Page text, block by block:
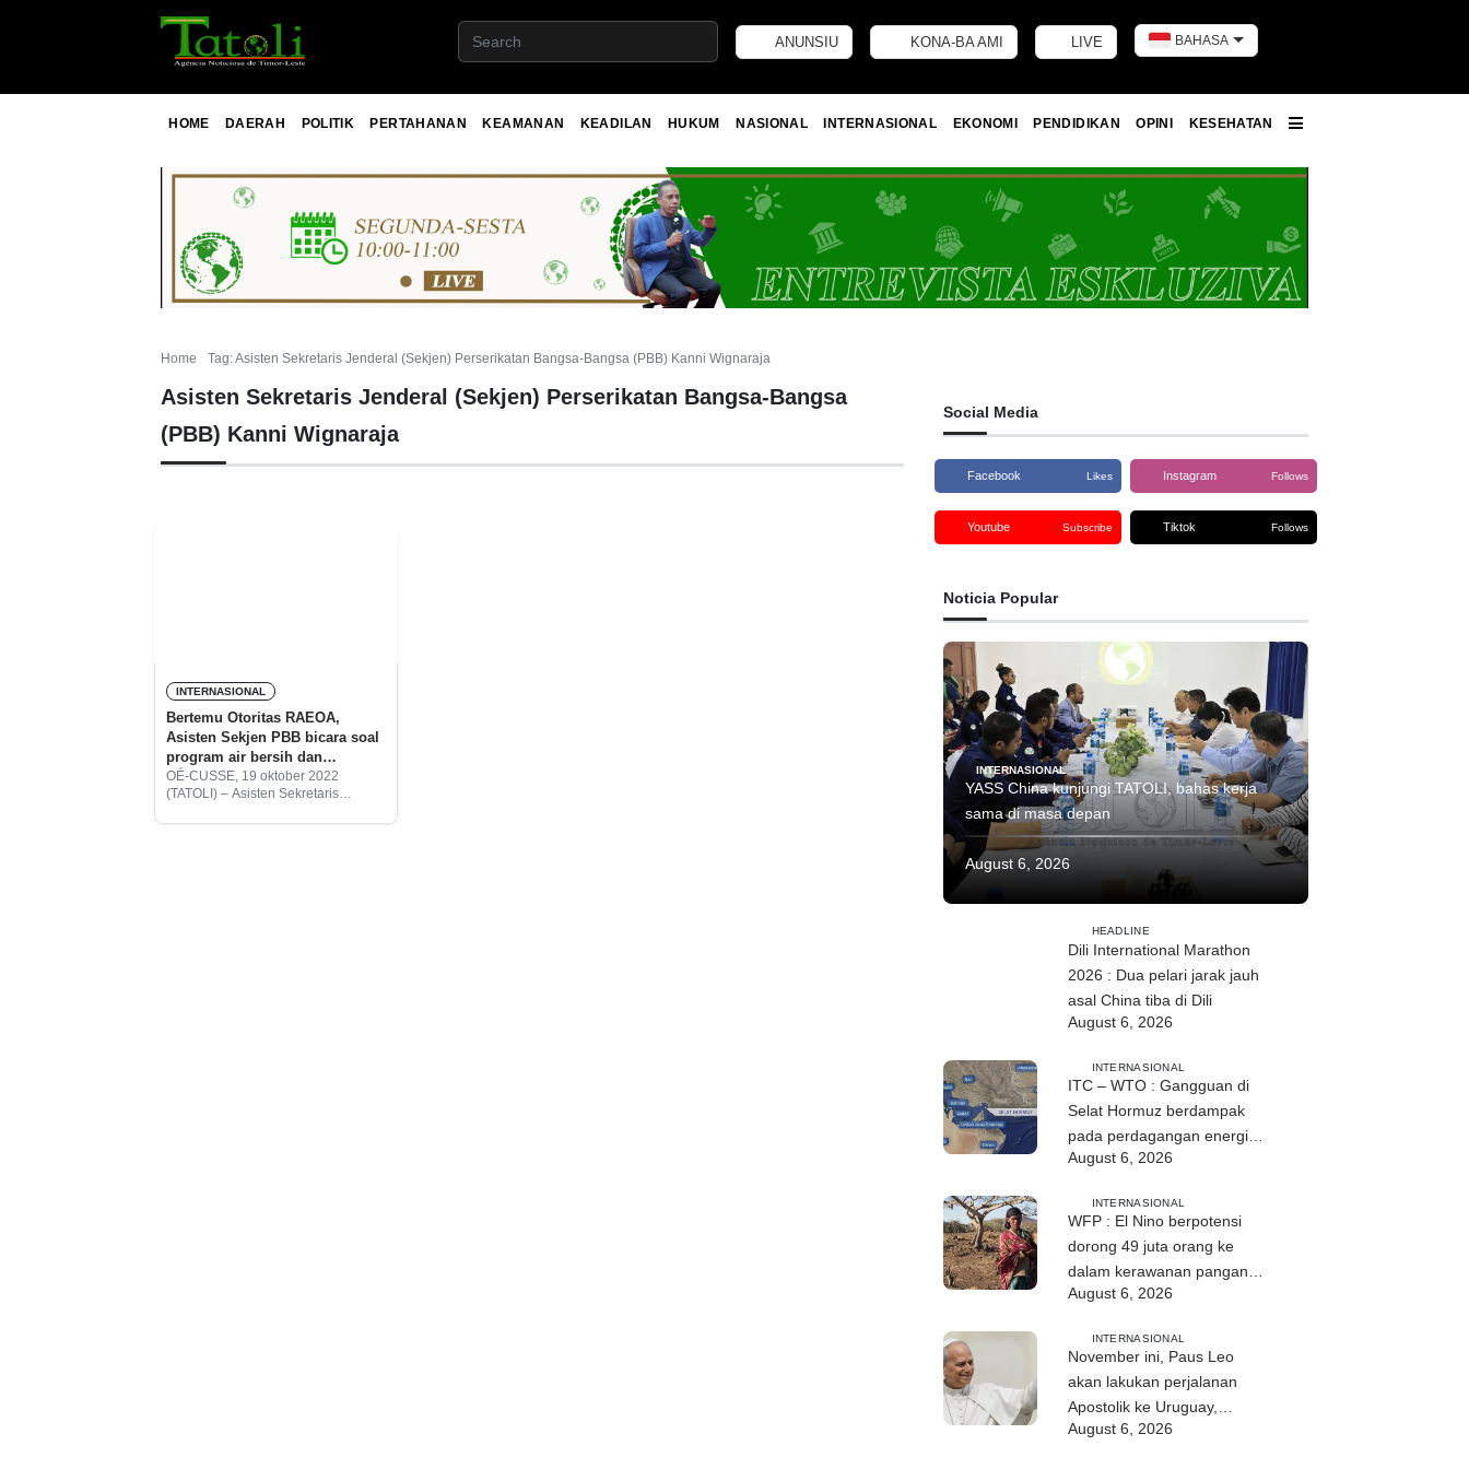
ANUNSIU KONA-BA AMI LIVE BAHASA
HOME DAERAH POLITIK PERTAHANAN KEAMANAN KEADILAN HUKUM NASIONAL INTERNASIONAL EKONOMI PENDIDIKAN OPINI
KESEHATAN
Home Tag: Asisten Sekretaris Jenderal (Sekjen) Perserikatan Bangsa-Bangsa (PBB) Kanni Wignaraja
Asisten Sekretaris Jenderal (Sekjen) Perserikatan Bangsa-Bangsa
(PBB) Kanni Wignaraja
INTERNASIONAL
Bertemu Otoritas RAEOA,
Asisten Sekjen PBB bicara soal
program air bersih dan
pertanian
OÉ-CUSSE, 19 oktober 2022
(TATOLI) – Asisten Sekretaris
Social Media
Facebook Likes Instagram Follows
Youtube Subscribe Tiktok Follows
Noticia Popular
INTERNASIONAL
YASS China kunjungi TATOLI, bahas kerja
sama di masa depan
August 6, 2026
HEADLINE
Dili International Marathon
2026 : Dua pelari jarak jauh
asal China tiba di Dili
August 6, 2026
INTERNASIONAL
ITC – WTO : Gangguan di
Selat Hormuz berdampak
pada perdagangan energi,
pupuk, dan industri
August 6, 2026
INTERNASIONAL
WFP : El Nino berpotensi
dorong 49 juta orang ke
dalam kerawanan pangan
akut
August 6, 2026
INTERNASIONAL
November ini, Paus Leo
akan lakukan perjalanan
Apostolik ke Uruguay,
Argentina, dan Peru
August 6, 2026